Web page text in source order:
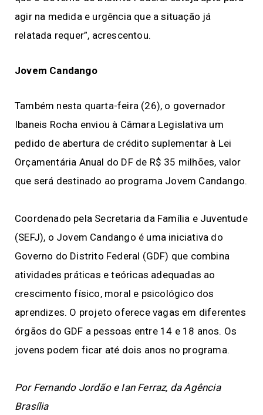
agir na medida e urgência que a situação já
relatada requer”, acrescentou.
Jovem Candango
Também nesta quarta-feira (26), o governador
Ibaneis Rocha enviou à Câmara Legislativa um
pedido de abertura de crédito suplementar à Lei
Orçamentária Anual do DF de R$ 35 milhões, valor
que será destinado ao programa Jovem Candango.
Coordenado pela Secretaria da Família e Juventude
(SEFJ), o Jovem Candango é uma iniciativa do
Governo do Distrito Federal (GDF) que combina
atividades práticas e teóricas adequadas ao
crescimento físico, moral e psicológico dos
aprendizes. O projeto oferece vagas em diferentes
órgãos do GDF a pessoas entre 14 e 18 anos. Os
jovens podem ficar até dois anos no programa.
Por Fernando Jordão e Ian Ferraz, da Agência
Brasília